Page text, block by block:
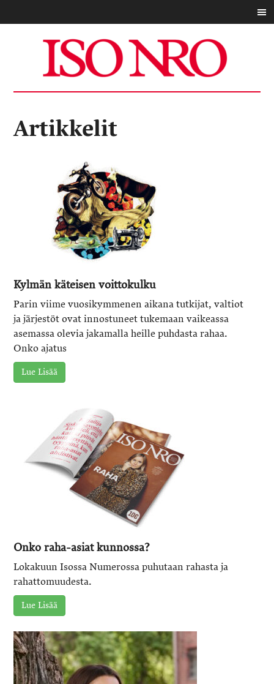
Artikkelit
Kylmän käteisen voitto­kulku
Parin viime vuosikymmenen aikana tutkijat, valtiot
ja järjestöt ovat innostuneet tukemaan vaikeassa
asemassa olevia jakamalla heille puhdasta rahaa.
Onko ajatus
Lue Lisää
Onko raha-asiat kunnossa?
Lokakuun Isossa Numerossa puhutaan rahasta ja
rahattomuudesta.
Lue Lisää